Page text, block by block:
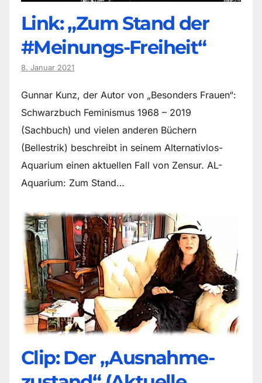
Link: „Zum Stand der
#Meinungs-Freiheit“
8. Januar 2021
Gunnar Kunz, der Autor von „Besonders Frauen“:
Schwarzbuch Feminismus 1968 – 2019
(Sachbuch) und vielen anderen Büchern
(Bellestrik) beschreibt in seinem Alternativlos-
Aquarium einen aktuellen Fall von Zensur. AL-
Aquarium: Zum Stand…
Clip: Der „Ausnahme-